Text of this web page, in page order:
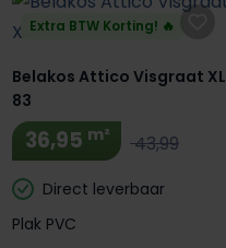
Extra BTW Korting! 🔥
Belakos Attico Visgraat XL
83
36,95 m² 43,99
Direct leverbaar
Plak PVC